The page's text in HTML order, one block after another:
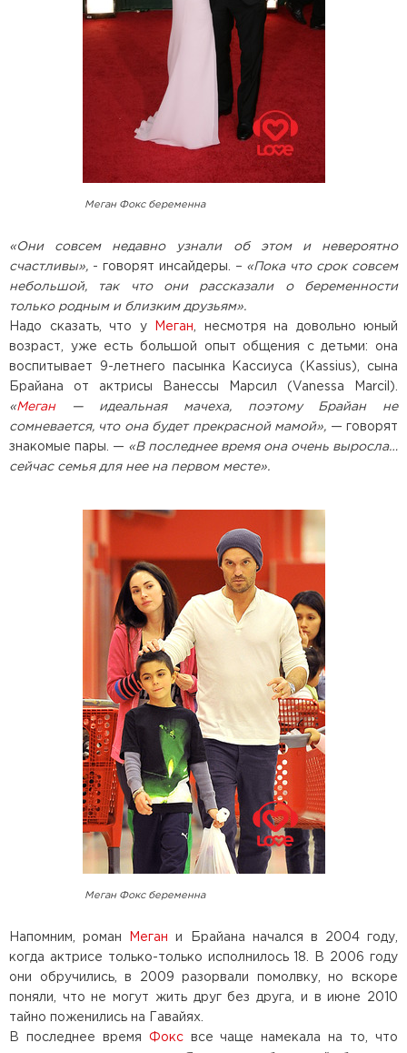
Меган Фокс беременна
«Они совсем недавно узнали об этом и невероятно
счастливы», - говорят инсайдеры. – «Пока что срок совсем
небольшой, так что они рассказали о беременности
только родным и близким друзьям».
Надо сказать, что у
Меган , несмотря на довольно юный
возраст, уже есть большой опыт общения с детьми: она
воспитывает 9-летнего пасынка Кассиуса (Kassius), сына
Брайана от актрисы Ванессы Марсил (Vanessa Marcil).
«Меган— идеальная мачеха, поэтому Брайан не
сомневается, что она будет прекрасной мамой», — говорят
знакомые пары. — «В последнее время она очень выросла…
сейчас семья для нее на первом месте».
Меган Фокс беременна
Напомним, роман Меган
и Брайана начался в 2004 году,
когда актрисе только-только исполнилось 18. В 2006 году
они обручились, в 2009 разорвали помолвку, но вскоре
поняли, что не могут жить друг без друга, и в июне 2010
тайно поженились на Гавайях.
В последнее время Фоксвсе чаще намекала на то, что